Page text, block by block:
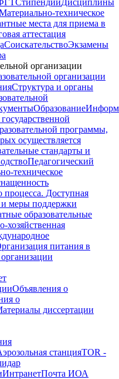
СтипендииДисциплины
техническое
места для приема в
аттестация
СоискательствоЭкзамены
организации
организации
Структура и органы
Образование
программы,
осуществляется
стандарты и
Педагогический
техническое
процесса. Доступная
меры поддержки
образовательные
хозяйственная
питания в
Объявления о
о
диссертации
станцияTOR -
ИнтранетПочта ИОА